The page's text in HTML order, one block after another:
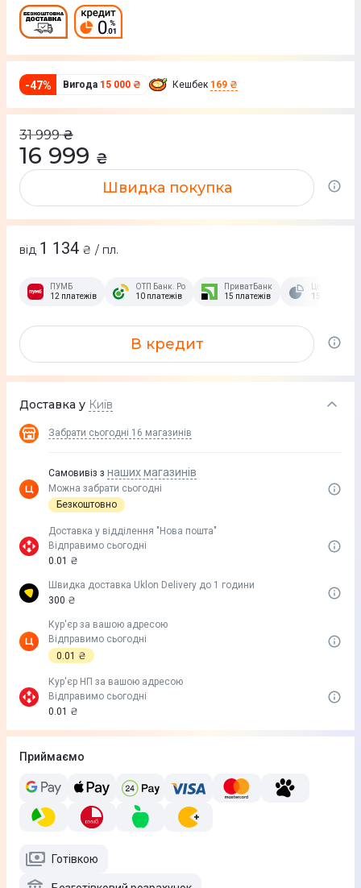
-47% Вигода 15 000 ₴ Кешбек 169 ₴
31 999 ₴
16 999 ₴
Швидка покупка
від 1 134 ₴ / пл.
ПУМБ
12 платежів
ОТП Банк. Розстрочка Скибочка.
10 платежів
ПриватБанк
15 платежів
15 платежів
В кредит
Доставка у Київ
Забрати сьогодні 16 магазинів
Самовивіз з наших магазинів
Можна забрати сьогодні
Безкоштовно
Доставка у вiддiлення "Нова пошта"
Відправимо сьогодні
0.01 ₴
Швидка доставка Uklon Delivery до 1 години
300 ₴
Кур'єр за вашою адресою
Відправимо сьогодні
0.01 ₴
Кур'єр НП за вашою адресою
Відправимо сьогодні
0.01 ₴
Приймаємо
Готівкою